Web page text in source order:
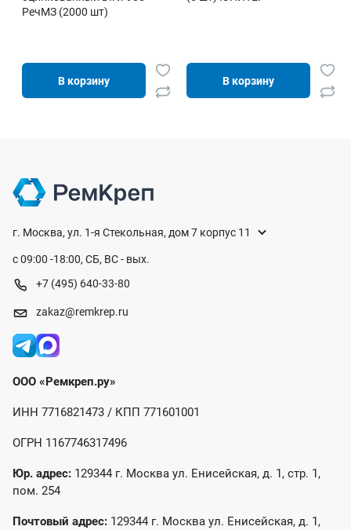
РечМЗ (2000 шт)
В корзину В корзину
г. Москва, ул. 1-я Стекольная, дом 7 корпус 11
с 09:00 -18:00, СБ, ВС - вых.
+7 (495) 640-33-80
zakaz@remkrep.ru
ООО «Ремкреп.ру»
ИНН 7716821473 / КПП 771601001
ОГРН 1167746317496
Юр. адрес: 129344 г. Москва ул. Енисейская, д. 1, стр. 1,
пом. 254
Почтовый адрес: 129344 г. Москва ул. Енисейская, д. 1,